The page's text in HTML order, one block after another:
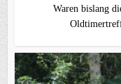
Waren bislang